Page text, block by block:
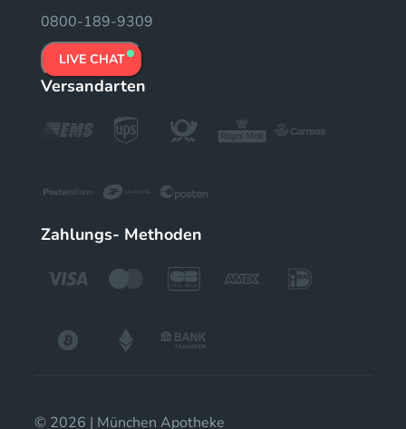
0800-189-9309
LIVE CHAT
Versandarten
Zahlungs- Methoden
© 2026 | München Apotheke